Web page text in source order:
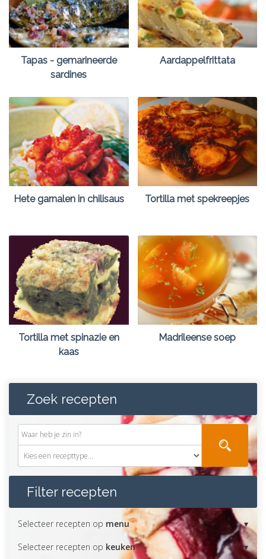
Tapas - gemarineerde
sardines
Aardappelfrittata
Hete garnalen in chilisaus Tortilla met spekreepjes
Tortilla met spinazie en
kaas
Madrileense soep
Zoek recepten
Filter recepten
Selecteer recepten op menu
Selecteer recepten op keuken